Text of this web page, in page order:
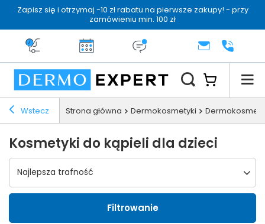
Zapisz się i otrzymaj -10 zł rabatu na pierwsze zakupy! - przy
zamówieniu min. 100 zł
Darmowa dostawa od 199 zł
14 dni na zwrotDermo konsultacjaKONTAKT+48 222
Wstecz Strona główna Dermokosmetyki
Kosmetyki do kąpieli dla dzieci
Wybierz sortowanie
Najlepsza trafność
Filtrowanie